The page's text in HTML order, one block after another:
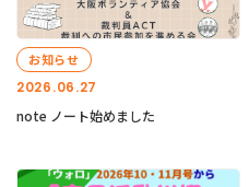
2026.06.27
お知らせ
note ノート始めました